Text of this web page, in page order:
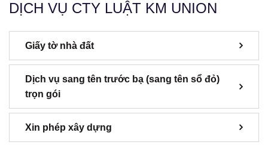
DỊCH VỤ CTY LUẬT KM UNION
Giấy tờ nhà đất
Dịch vụ sang tên trước bạ (sang tên sổ đỏ)
trọn gói
Xin phép xây dựng